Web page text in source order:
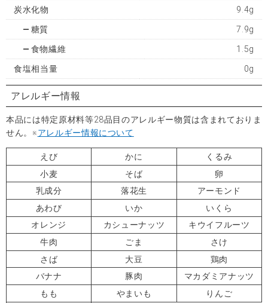
炭水化物 9.4g
糖質 7.9g
食物繊維 1.5g
食塩相当量 0g
アレルギー情報
本品には特定原材料等28品目のアレルギー物質は含まれておりま
せん。※アレルギー情報について
えび かに
くるみ
小麦
そば
卵
乳成分
落花生
アーモンド
あわび
いか
いくら
オレンジ
カシューナッツ
キウイフルーツ
牛肉
ごま
さけ
さば
大豆
鶏肉
バナナ
豚肉
マカダミアナッツ
もも
やまいも
りんご